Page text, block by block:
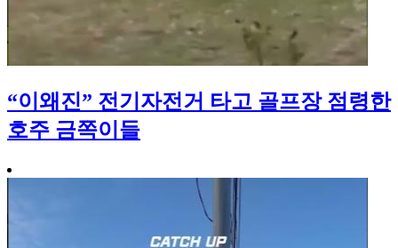
“이왜진” 전기자전거 타고 골프장 점령한
호주 금쪽이들